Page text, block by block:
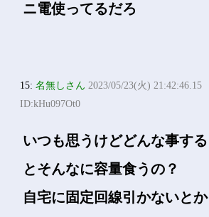
ニ電使ってるだろ
15:名無しさん 2023/05/23(火) 21:42:46.15
ID:kHu097Ot0
いつも思うけどどんな事する
とそんなに容量食うの？
自宅に固定回線引かないとか